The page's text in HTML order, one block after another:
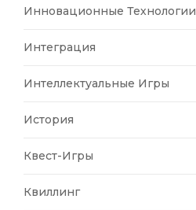
Инновационные Технологии
Интеграция
Интеллектуальные Игры
История
Квест-Игры
Квиллинг